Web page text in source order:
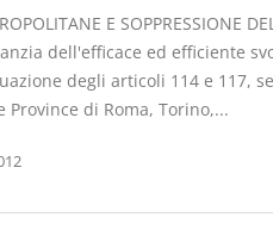
E SOPPRESSIONE
dell'efficace ed efficiente
degli articoli 114 e 117,
di Roma, Torino,...